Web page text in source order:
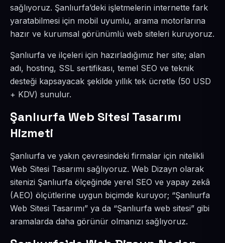
sağlıyoruz. Şanlıurfa’deki işletmelerin internette fark
yaratabilmesi için mobil uyumlu, arama motorlarına
hazır ve kurumsal görünümlü web siteleri kuruyoruz.
Şanlıurfa ve ilçeleri için hazırladığımız her site; alan
adı, hosting, SSL sertifikası, temel SEO ve teknik
desteği kapsayacak şekilde yıllık tek ücretle (50 USD
+ KDV) sunulur.
Şanlıurfa Web Sitesi Tasarımı
Hizmeti
Şanlıurfa ve yakın çevresindeki firmalar için nitelikli
Web Sitesi Tasarımı sağlıyoruz. Web Dizayn olarak
sitenizi Şanlıurfa ölçeğinde yerel SEO ve yapay zekâ
(AEO) ölçütlerine uygun biçimde kuruyor; “Şanlıurfa
Web Sitesi Tasarımı” ya da “Şanlıurfa web sitesi” gibi
aramalarda daha görünür olmanızı sağlıyoruz.